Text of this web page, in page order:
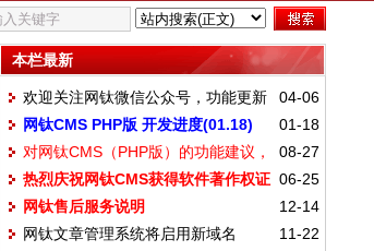
本栏最新
04-06
欢迎关注网钛微信公众号，功能更新
(04.06)
01-18
网钛CMS PHP版 开发进度(01.18)
08-27
对网钛CMS（PHP版）的功能建议，
请大家写在这里
06-25
热烈庆祝网钛CMS获得软件著作权证
书
12-14
网钛售后服务说明
11-22
网钛文章管理系统将启用新域名